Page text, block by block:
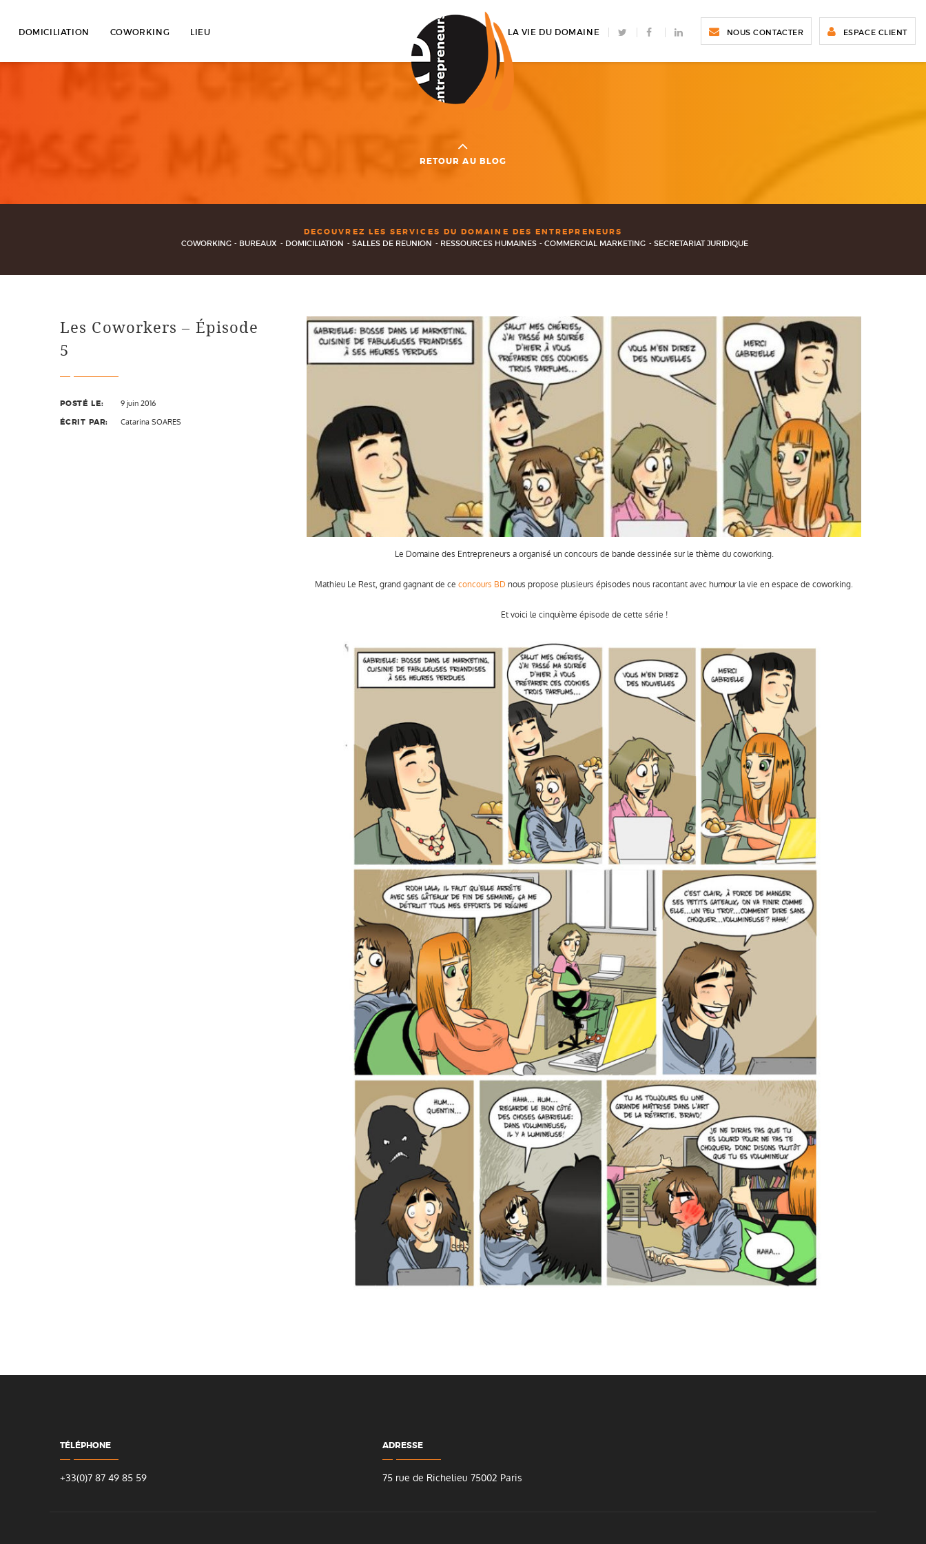
contentDOMICILIATION COWORKING LIEU LA VIE DU DOMAINE TWITTERFACEBOOKLINKEDINNOUS CONTACTER ESPACE CLIENT
RETOUR AU BLOG
DECOUVREZ LES SERVICES DU DOMAINE DES ENTREPRENEURS
COWORKING
BUREAUX DOMICILIATION SALLES DE REUNION RESSOURCES HUMAINES COMMERCIAL MARKETING SECRETARIAT JURIDIQUE
Les Coworkers – Épisode
5
POSTÉ LE: 9 juin 2016
ÉCRIT PAR: Catarina SOARES
Le Domaine des Entrepreneurs a organisé un concours de bande dessinée sur le thème du coworking.
Mathieu Le Rest, grand gagnant de ce concours BDnous propose plusieurs épisodes nous racontant avec humour la vie en espace de coworking.
Et voici le cinquième épisode de cette série !
ADRESSE
75 rue de Richelieu 75002 Paris
TÉLÉPHONE
+33(0)7 87 49 85 59